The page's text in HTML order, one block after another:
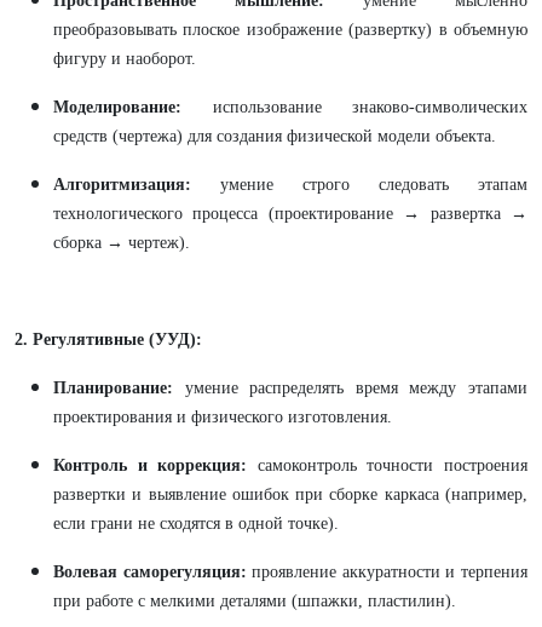
преобразовывать плоское изображение (развертку) в объемную
фигуру и наоборот.
Моделирование: использование знаково-символических
средств (чертежа) для создания физической модели объекта.
Алгоритмизация: умение строго следовать этапам
технологического процесса (проектирование → развертка →
сборка → чертеж).
2. Регулятивные (УУД):
Планирование: умение распределять время между этапами
проектирования и физического изготовления.
Контроль и коррекция: самоконтроль точности построения
развертки и выявление ошибок при сборке каркаса (например,
если грани не сходятся в одной точке).
Волевая саморегуляция: проявление аккуратности и терпения
при работе с мелкими деталями (шпажки, пластилин).